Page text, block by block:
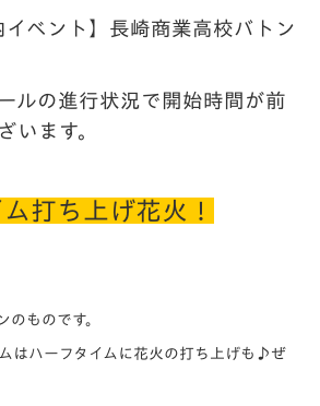
ベント】長崎商業高校バトン
ルの進行状況で開始時間が前
います。
打ち上げ花火！
ものです。
はハーフタイムに花火の打ち上げも♪ぜ